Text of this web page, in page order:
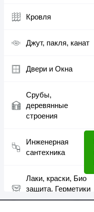
Кровля
Джут, пакля, канат
Двери и Окна
Срубы,
деревянные
строения
Инженерная
сантехника
Лаки, краски, Био
защита, Герметики
шовные